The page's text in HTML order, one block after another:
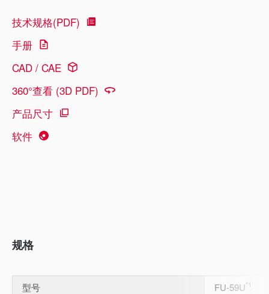
技术规格(PDF)
手册
CAD / CAE
360°查看 (3D PDF)
产品尺寸
软件
规格
型号 FU-59U*1